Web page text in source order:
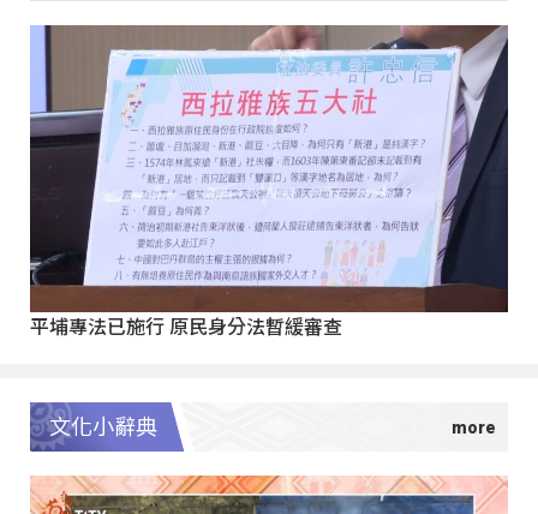
平埔專法已施行 原民身分法暫緩審查
文化小辭典